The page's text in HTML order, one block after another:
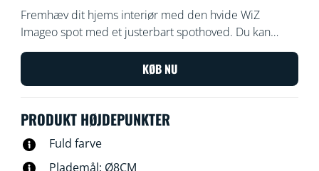
Fremhæv dit hjems interiør med den hvide WiZ
Imageo spot med et justerbart spothoved. Du kan
indstille lyset til varmt eller køligt hvidt lys i dine rum.
Brug dit eksisterende Wi-Fi for at styre lyset med WiZ
appen eller din stemme.
KØB NU
PRODUKT HØJDEPUNKTER
Fuld farve
Plademål: Ø8CM